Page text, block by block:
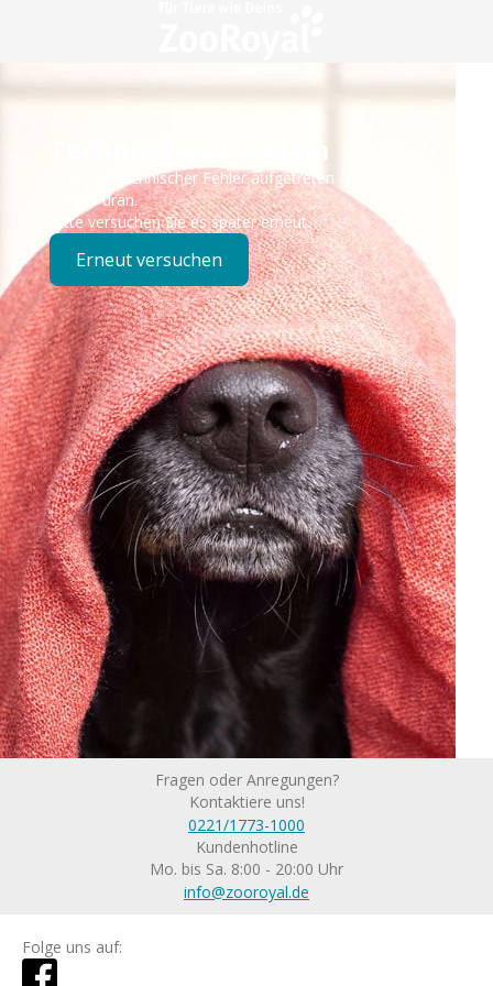
Technisches Problem
Es ist ein technischer Fehler aufgetreten – wir sind
bereits dran.
Bitte versuchen Sie es später erneut.
Erneut versuchen
Fragen oder Anregungen?
Kontaktiere uns!
0221/1773-1000
Kundenhotline
Mo. bis Sa. 8:00 - 20:00 Uhr
info@zooroyal.de
Folge uns auf: